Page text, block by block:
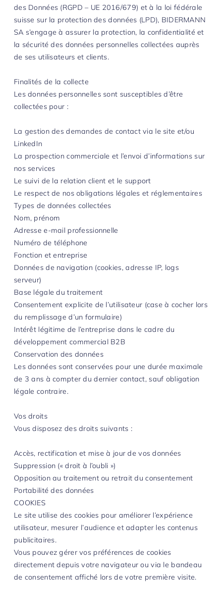
des Données (RGPD – UE 2016/679) et à la loi fédérale
suisse sur la protection des données (LPD), BIDERMANN
SA s’engage à assurer la protection, la confidentialité et
la sécurité des données personnelles collectées auprès
de ses utilisateurs et clients.
Finalités de la collecte
Les données personnelles sont susceptibles d’être
collectées pour :
La gestion des demandes de contact via le site et/ou
LinkedIn
La prospection commerciale et l’envoi d’informations sur
nos services
Le suivi de la relation client et le support
Le respect de nos obligations légales et réglementaires
Types de données collectées
Nom, prénom
Adresse e-mail professionnelle
Numéro de téléphone
Fonction et entreprise
Données de navigation (cookies, adresse IP, logs
serveur)
Base légale du traitement
Consentement explicite de l’utilisateur (case à cocher lors
du remplissage d’un formulaire)
Intérêt légitime de l’entreprise dans le cadre du
développement commercial B2B
Conservation des données
Les données sont conservées pour une durée maximale
de 3 ans à compter du dernier contact, sauf obligation
légale contraire.
Vos droits
Vous disposez des droits suivants :
Accès, rectification et mise à jour de vos données
Suppression (« droit à l’oubli »)
Opposition au traitement ou retrait du consentement
Portabilité des données
COOKIES
Le site utilise des cookies pour améliorer l’expérience
utilisateur, mesurer l’audience et adapter les contenus
publicitaires.
Vous pouvez gérer vos préférences de cookies
directement depuis votre navigateur ou via le bandeau
de consentement affiché lors de votre première visite.